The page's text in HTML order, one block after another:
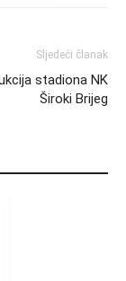
Sljedeći članak
stadiona NK
Široki Brijeg